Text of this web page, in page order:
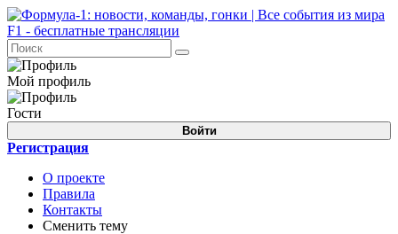
Мой профиль
Гости
Войти
Регистрация
О проекте
Правила
Контакты
Сменить тему